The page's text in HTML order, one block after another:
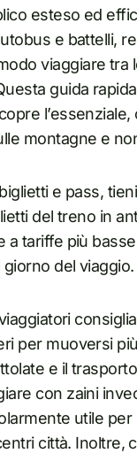
esteso ed
e battelli,
viaggiare tra
guida
l’essenziale,
montagne e
e pass,
del treno in
a tariffe più
giorno del viaggio.
per muoversi
e il
con zaini
utile
città. Inoltre,